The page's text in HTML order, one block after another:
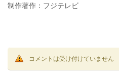
制作著作：フジテレビ
コメントは受け付けていません